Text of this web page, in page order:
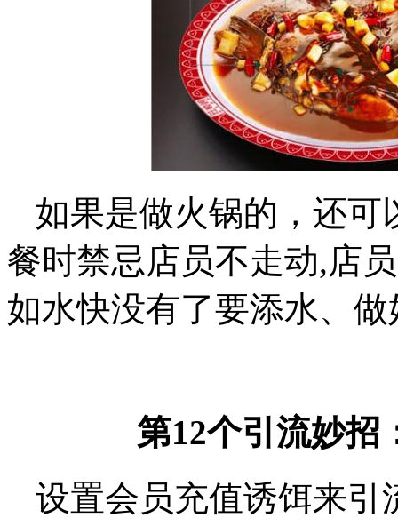
如果是做火锅的，还可
餐时禁忌店员不走动,店
如水快没有了要添水、
第12个引流妙招
设置会员充值诱饵来引